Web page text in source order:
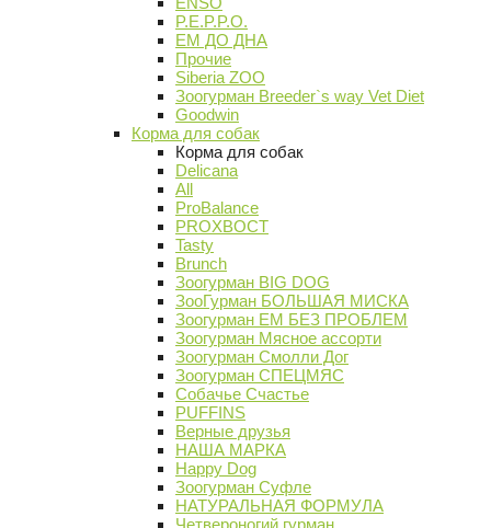
P.E.P.P.O.
ЕМ ДО ДНА
Прочие
Siberia ZOO
Зоогурман Breeder`s way Vet Diet
Goodwin
Корма для собак
Корма для собак
Delicana
All
ProBalance
PROХВОСТ
Tasty
Brunch
Зоогурман BIG DOG
ЗооГурман БОЛЬШАЯ МИСКА
Зоогурман ЕМ БЕЗ ПРОБЛЕМ
Зоогурман Мясное ассорти
Зоогурман Смолли Дог
Зоогурман СПЕЦМЯС
Собачье Счастье
PUFFINS
Верные друзья
НАША МАРКА
Happy Dog
Зоогурман Суфле
НАТУРАЛЬНАЯ ФОРМУЛА
Четвероногий гурман